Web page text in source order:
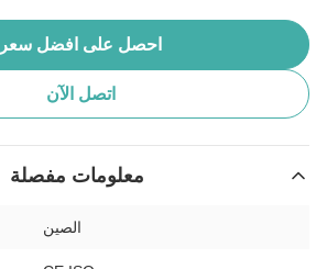
احصل على افضل سعر
اتصل الآن
معلومات مفصلة
الصين